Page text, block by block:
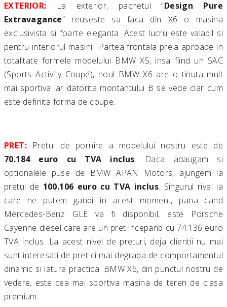
EXTERIOR: La exterior, pachetul “Design Pure
Extravagance” reuseste sa faca din X6 o masina
exclusivista si foarte eleganta. Acest lucru este valabil si
pentru interiorul masinii. Partea frontala preia aproape in
totalitate formele modelului BMW X5, insa fiind un SAC
(Sports Activity Coupé), noul BMW X6 are o tinuta mult
mai sportiva iar datorita montantului B se vede clar cum
este definita forma de coupe.
PRET: Pretul de pornire a modelului nostru este de
70.184 euro cu TVA inclus. Daca adaugam si
optionalele puse de BMW APAN Motors, ajungem la
pretul de 100.106 euro cu TVA inclus. Singurul rival la
care ne putem gandi in acest moment, pana cand
Mercedes-Benz GLE va fi disponibil, este Porsche
Cayenne diesel care are un pret incepand cu 74.136 euro
TVA inclus. La acest nivel de preturi, deja clientii nu mai
sunt interesati de pret ci mai degraba de comportamentul
dinamic si latura practica. BMW X6, din punctul nostru de
vedere, este cea mai sportiva masina de teren de clasa
premium.